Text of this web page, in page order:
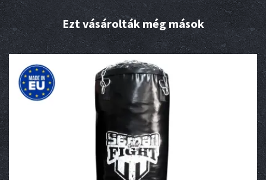
Ezt vásárolták még mások